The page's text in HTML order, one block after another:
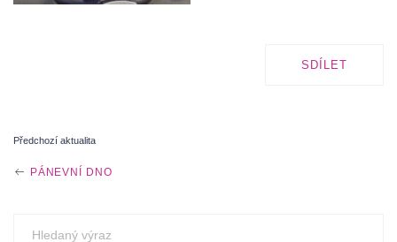
SDÍLET
O
Předchozí aktualita
PÁNEVNÍ DNO